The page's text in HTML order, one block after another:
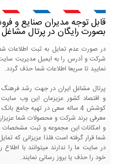
قابل توجه مدیران صنایع و
بصورت رایگان در پرتال
در صورت عدم تمایل به ثبت اطلاعات
شرکت و آدرس را به ایمیل مدیریت
نمایید تا سریعا اطلاعات شما حذف گردد.
پرتال مشاغل ایران در جهت رشد فرهنگ
و اقتصاد کشور عزیزمان این وب سایت
کوشش 4 ساله سعی در تهیه جامع
معرفی برند شرکت و محصولات شما
و امکانات این مجموعه و ثبت مشخصات
شما قرار گرفته است.فلذا عزیزانی که
در سایت ما را ندارند میتوانند با
خود را حذف یا بروز رسانی نمایند.